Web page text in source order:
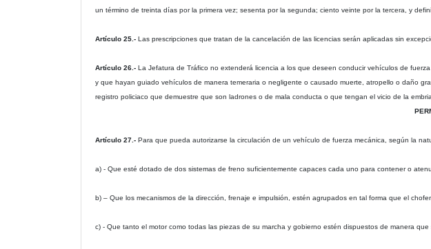
un término de treinta días por la primera vez; sesenta por la segunda; ciento veinte por la tercera, y
Artículo 25.- Las prescripciones que tratan de la cancelación de las licencias serán aplicadas sin
Artículo 26.- La Jefatura de Tráfico no extenderá licencia a los que deseen conducir vehículos de
y que hayan guiado vehículos de manera temeraria o negligente o causado muerte, atropello o daño
registro policiaco que demuestre que son ladrones o de mala conducta o que tengan el vicio de la
Artículo 27.- Para que pueda autorizarse la circulación de un vehículo de fuerza mecánica, según la
a) - Que esté dotado de dos sistemas de freno suficientemente capaces cada uno para contener o
b) – Que los mecanismos de la dirección, frenaje e impulsión, estén agrupados en tal forma que el
c) - Que tanto el motor como todas las piezas de su marcha y gobierno estén dispuestos de manera